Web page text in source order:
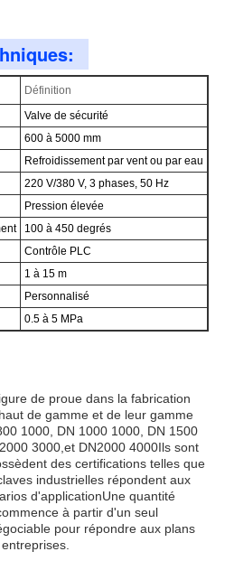
Définition
Valve de sécurité
600 à 5000 mm
Refroidissement par vent ou par eau
220 V/380 V, 3 phases, 50 Hz
Pression élevée
100 à 450 degrés
Contrôle PLC
1 à 15 m
Personnalisé
0.5 à 5 MPa
de proue dans la fabrication
de gamme et de leur gamme
1000, DN 1000 1000, DN 1500
3000,et DN2000 4000Ils sont
des certifications telles que
industrielles répondent aux
d'applicationUne quantité
à partir d'un seul
pour répondre aux plans